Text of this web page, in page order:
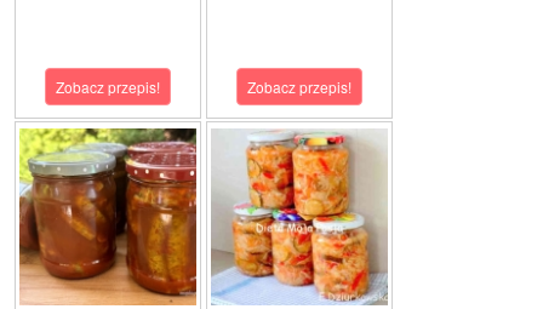
Zobacz przepis! Zobacz przepis!